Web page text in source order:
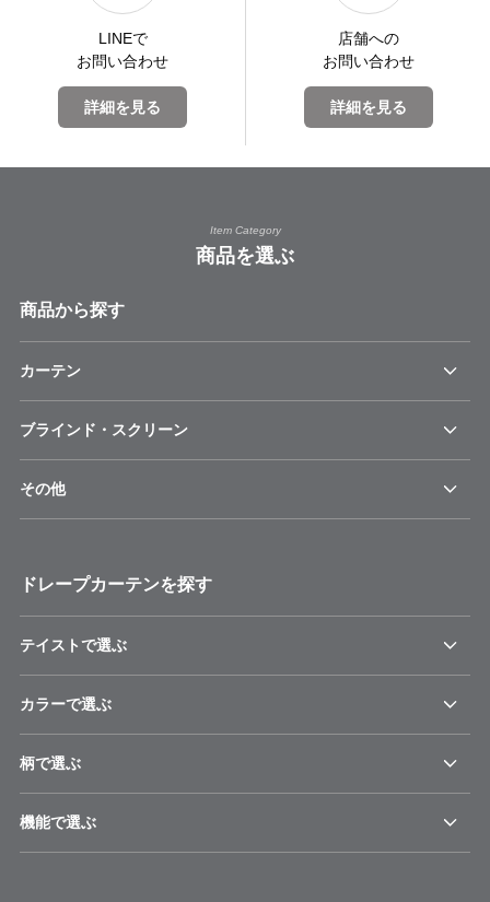
LINEで
お問い合わせ
詳細を見る
店舗への
お問い合わせ
詳細を見る
Item Category
商品を選ぶ
商品から探す
カーテン
ブラインド・スクリーン
その他
ドレープカーテンを探す
テイストで選ぶ
カラーで選ぶ
柄で選ぶ
機能で選ぶ